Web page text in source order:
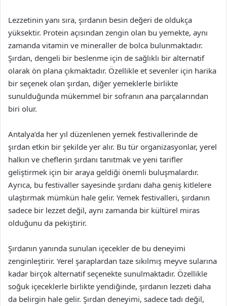
Lezzetinin yanı sıra, şırdanın besin değeri de oldukça
yüksektir. Protein açısından zengin olan bu yemekte, aynı
zamanda vitamin ve mineraller de bolca bulunmaktadır.
Şırdan, dengeli bir beslenme için de sağlıklı bir alternatif
olarak ön plana çıkmaktadır. Özellikle et sevenler için harika
bir seçenek olan şırdan, diğer yemeklerle birlikte
sunulduğunda mükemmel bir sofranın ana parçalarından
biri olur.
Antalya’da her yıl düzenlenen yemek festivallerinde de
şırdan etkin bir şekilde yer alır. Bu tür organizasyonlar, yerel
halkın ve cheflerin şırdanı tanıtmak ve yeni tarifler
geliştirmek için bir araya geldiği önemli buluşmalardır.
Ayrıca, bu festivaller sayesinde şırdanı daha geniş kitlelere
ulaştırmak mümkün hale gelir. Yemek festivalleri, şırdanın
sadece bir lezzet değil, aynı zamanda bir kültürel miras
olduğunu da pekiştirir.
Şırdanın yanında sunulan içecekler de bu deneyimi
zenginleştirir. Yerel şaraplardan taze sıkılmış meyve sularına
kadar birçok alternatif seçenekte sunulmaktadır. Özellikle
soğuk içeceklerle birlikte yendiğinde, şırdanın lezzeti daha
da belirgin hale gelir. Şırdan deneyimi, sadece tadı değil,